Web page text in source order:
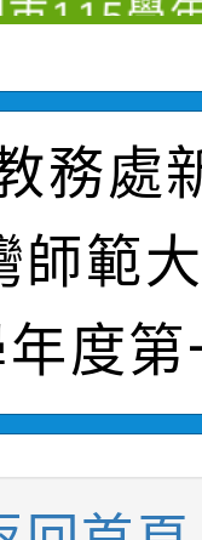
府政風處
能透明
年度全
」及修
年度
』實施計
11招)】
第7次代
第9次代
4招)】
務處
師範
年度